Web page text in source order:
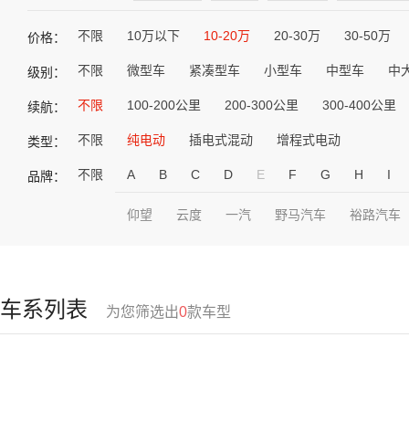
价格： 不限 10万以下 10-20万 20-30万 30-50万
级别： 不限 微型车 紧凑型车 小型车 中型车 中
续航： 不限 100-200公里 200-300公里 300-400公里
类型： 不限 纯电动 插电式混动 增程式电动
品牌： 不限 A B C D E F G H I
仰望 云度 一汽 野马汽车 裕路汽车
车系列表 为您筛选出0款车型